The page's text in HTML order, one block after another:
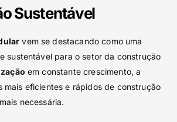
Sustentável
vem se destacando como uma
sustentável para o setor da construção
em constante crescimento, a
mais eficientes e rápidos de construção
necessária.